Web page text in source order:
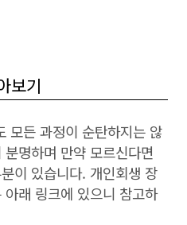
보기
모든 과정이 순탄하지는 않
명하며 만약 모르신다면
이 있습니다. 개인회생 장
래 링크에 있으니 참고하